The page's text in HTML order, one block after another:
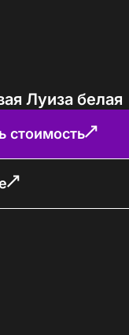
Луиза белая
стоимость